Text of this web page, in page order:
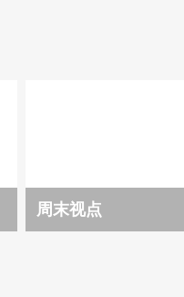
周末视点